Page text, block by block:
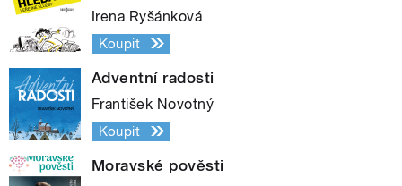
Irena Ryšánková
Koupit
Adventní radosti
František Novotný
Koupit
Moravské pověsti